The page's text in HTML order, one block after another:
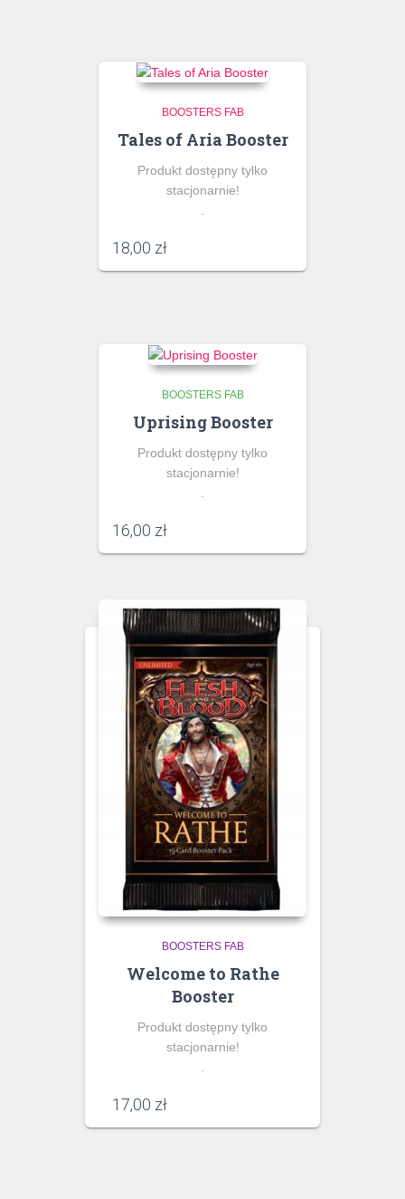
BOOSTERS FAB
Tales of Aria Booster
Produkt dostępny tylko
stacjonarnie!
18,00 zł
BOOSTERS FAB
Uprising Booster
Produkt dostępny tylko
stacjonarnie!
16,00 zł
BOOSTERS FAB
Welcome to Rathe
Booster
Produkt dostępny tylko
stacjonarnie!
17,00 zł